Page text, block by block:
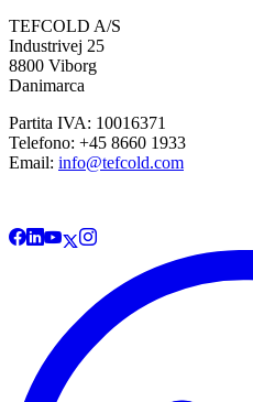
TEFCOLD A/S
Industrivej 25
8800 Viborg
Danimarca
Partita IVA: 10016371
Telefono: +45 8660 1933
Email: info@tefcold.com